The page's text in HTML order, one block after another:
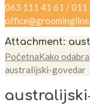
063 111 41 61 / 011
Attachment:
PočetnaKako
australijski-govedar